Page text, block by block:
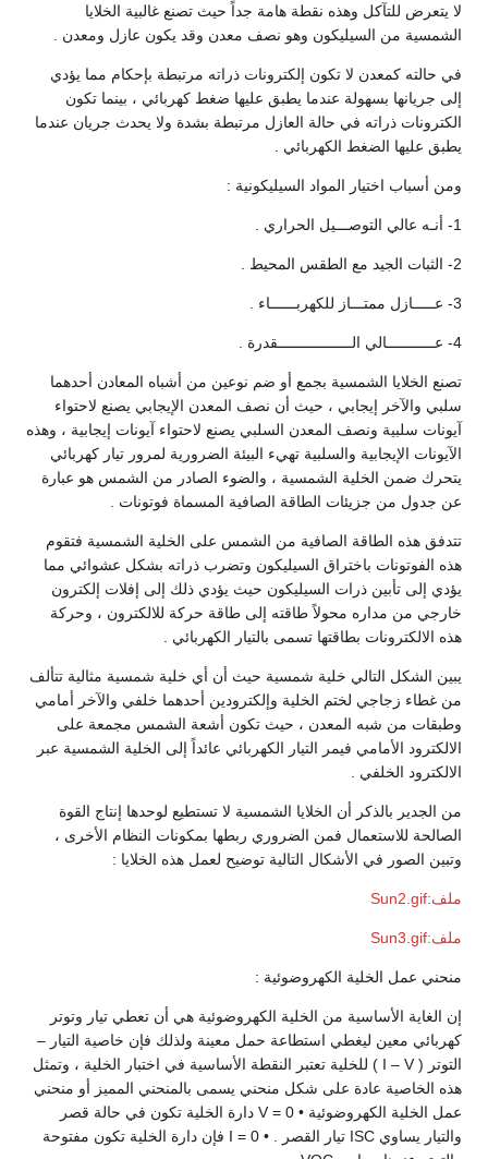
لا يتعرض للتآكل وهذه نقطة هامة جداً حيث تصنع غالبية الخلايا
الشمسية من السيليكون وهو نصف معدن وقد يكون عازل ومعدن .
في حالته كمعدن لا تكون إلكترونات ذراته مرتبطة بإحكام مما يؤدي
إلى جريانها بسهولة عندما يطبق عليها ضغط كهربائي ، بينما تكون
الكترونات ذراته في حالة العازل مرتبطة بشدة ولا يحدث جريان عندما
يطبق عليها الضغط الكهربائي .
ومن أسباب اختيار المواد السيليكونية :
1- أنـه عالي التوصـــيل الحراري .
2- الثبات الجيد مع الطقس المحيط .
3- عـــــازل ممتـــاز للكهربــــــاء .
4- عـــــــــــالي الـــــــــــــــــقدرة .
تصنع الخلايا الشمسية بجمع أو ضم نوعين من أشباه المعادن أحدهما
سلبي والآخر إيجابي ، حيث أن نصف المعدن الإيجابي يصنع لاحتواء
آيونات سلبية ونصف المعدن السلبي يصنع لاحتواء آيونات إيجابية ، وهذه
الآيونات الإيجابية والسلبية تهيء البيئة الضرورية لمرور تيار كهربائي
يتحرك ضمن الخلية الشمسية ، والضوء الصادر من الشمس هو عبارة
عن جدول من جزيئات الطاقة الصافية المسماة فوتونات .
تتدفق هذه الطاقة الصافية من الشمس على الخلية الشمسية فتقوم
هذه الفوتونات باختراق السيليكون وتضرب ذراته بشكل عشوائي مما
يؤدي إلى تأبين ذرات السيليكون حيث يؤدي ذلك إلى إفلات إلكترون
خارجي من مداره محولاً طاقته إلى طاقة حركة للالكترون ، وحركة
هذه الالكترونات بطاقتها تسمى بالتيار الكهربائي .
يبين الشكل التالي خلية شمسية حيث أن أي خلية شمسية مثالية تتألف
من غطاء زجاجي لختم الخلية وإلكترودين أحدهما خلفي والآخر أمامي
وطبقات من شبه المعدن ، حيث تكون أشعة الشمس مجمعة على
الالكترود الأمامي فيمر التيار الكهربائي عائداً إلى الخلية الشمسية عبر
الالكترود الخلفي .
من الجدير بالذكر أن الخلايا الشمسية لا تستطيع لوحدها إنتاج القوة
الصالحة للاستعمال فمن الضروري ربطها بمكونات النظام الأخرى ،
وتبين الصور في الأشكال التالية توضيح لعمل هذه الخلايا :
ملف:Sun2.gif
ملف:Sun3.gif
منحني عمل الخلية الكهروضوئية :
إن الغاية الأساسية من الخلية الكهروضوئية هي أن تعطي تيار وتوتر
كهربائي معين ليغطي استطاعة حمل معينة ولذلك فإن خاصية التيار –
التوتر ( I – V ) للخلية تعتبر النقطة الأساسية في اختبار الخلية ، وتمثل
هذه الخاصية عادة على شكل منحني يسمى بالمنحني المميز أو منحني
عمل الخلية الكهروضوئية • V = 0 دارة الخلية تكون في حالة قصر
والتيار يساوي ISC تيار القصر . • 0 = I فإن دارة الخلية تكون مفتوحة